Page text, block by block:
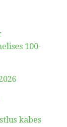
100-
kabes